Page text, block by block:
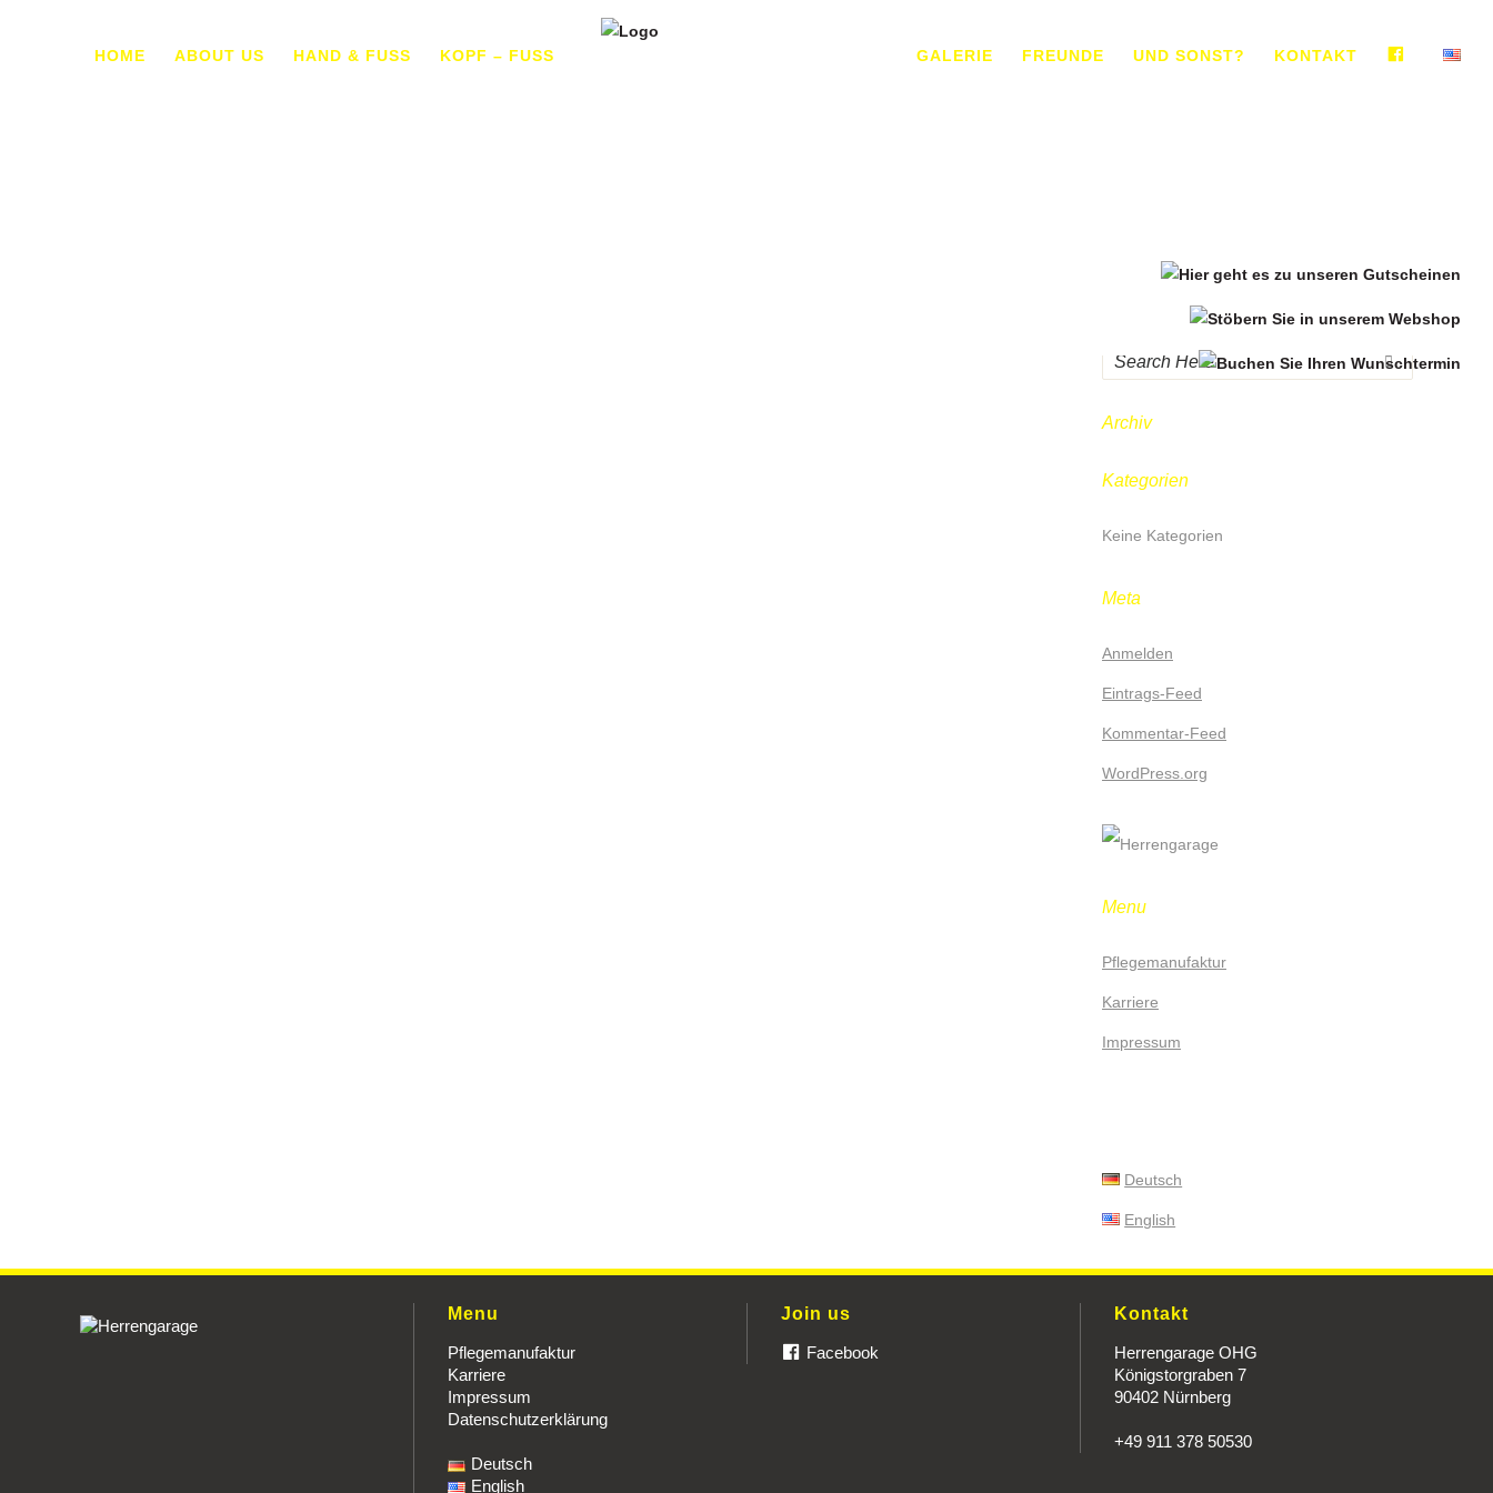
HOME ABOUT US HAND & FUSS KOPF – FUSS GALERIE FREUNDE UND SONST? KONTAKT
Archiv
Kategorien
Keine Kategorien
Meta
Anmelden
Eintrags-Feed
Kommentar-Feed
WordPress.org
Menu
Pflegemanufaktur
Karriere
Impressum
Deutsch
English
Menu
Pflegemanufaktur
Karriere
Impressum
Datenschutzerklärung
Deutsch
English
Join us
Facebook
Kontakt
Herrengarage OHG
Königstorgraben 7
90402 Nürnberg
+49 911 378 50530